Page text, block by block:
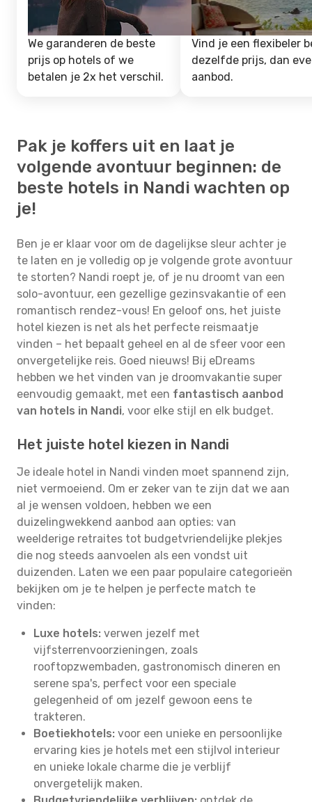
We garanderen de beste
prijs op hotels of we
betalen je 2x het verschil.
Vind je een flexibeler
dezelfde prijs, dan
aanbod.
Pak je koffers uit en laat je
volgende avontuur beginnen: de
beste hotels in Nandi wachten op
je!
Ben je er klaar voor om de dagelijkse sleur achter je
te laten en je volledig op je volgende grote avontuur
te storten? Nandi roept je, of je nu droomt van een
solo-avontuur, een gezellige gezinsvakantie of een
romantisch rendez-vous! En geloof ons, het juiste
hotel kiezen is net als het perfecte reismaatje
vinden – het bepaalt geheel en al de sfeer voor een
onvergetelijke reis. Goed nieuws! Bij eDreams
hebben we het vinden van je droomvakantie super
eenvoudig gemaakt, met een fantastisch aanbod
van hotels in Nandi, voor elke stijl en elk budget.
Het juiste hotel kiezen in Nandi
Je ideale hotel in Nandi vinden moet spannend zijn,
niet vermoeiend. Om er zeker van te zijn dat we aan
al je wensen voldoen, hebben we een
duizelingwekkend aanbod aan opties: van
weelderige retraites tot budgetvriendelijke plekjes
die nog steeds aanvoelen als een vondst uit
duizenden. Laten we een paar populaire categorieën
bekijken om je te helpen je perfecte match te
vinden:
Luxe hotels: verwen jezelf met
vijfsterrenvoorzieningen, zoals
rooftopzwembaden, gastronomisch dineren en
serene spa's, perfect voor een speciale
gelegenheid of om jezelf gewoon eens te
trakteren.
Boetiekhotels: voor een unieke en persoonlijke
ervaring kies je hotels met een stijlvol interieur
en unieke lokale charme die je verblijf
onvergetelijk maken.